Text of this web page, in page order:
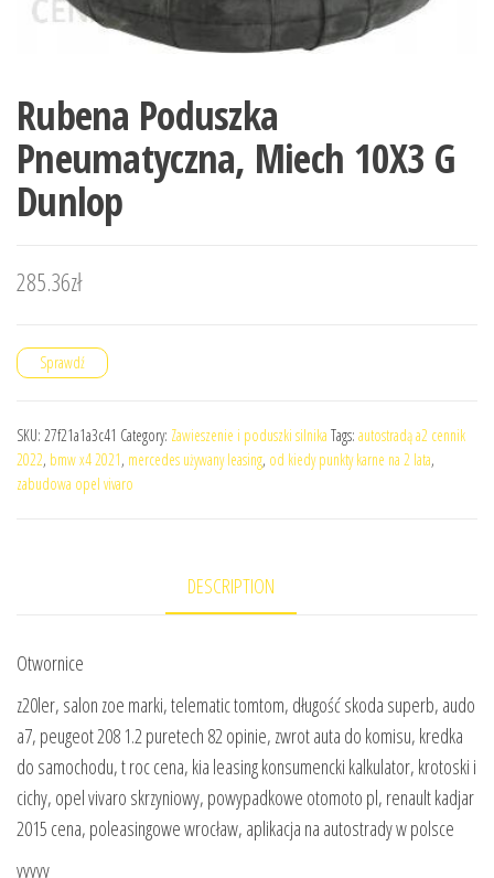
Rubena Poduszka
Pneumatyczna, Miech 10X3 G
Dunlop
285.36zł
Sprawdź
SKU: 27f21a1a3c41 Category: Zawieszenie i poduszki silnika Tags: autostradą a2 cennik
2022, bmw x4 2021, mercedes używany leasing, od kiedy punkty karne na 2 lata,
zabudowa opel vivaro
DESCRIPTION
Otwornice
z20ler, salon zoe marki, telematic tomtom, długość skoda superb, audo
a7, peugeot 208 1.2 puretech 82 opinie, zwrot auta do komisu, kredka
do samochodu, t roc cena, kia leasing konsumencki kalkulator, krotoski i
cichy, opel vivaro skrzyniowy, powypadkowe otomoto pl, renault kadjar
2015 cena, poleasingowe wrocław, aplikacja na autostrady w polsce
yyyyy